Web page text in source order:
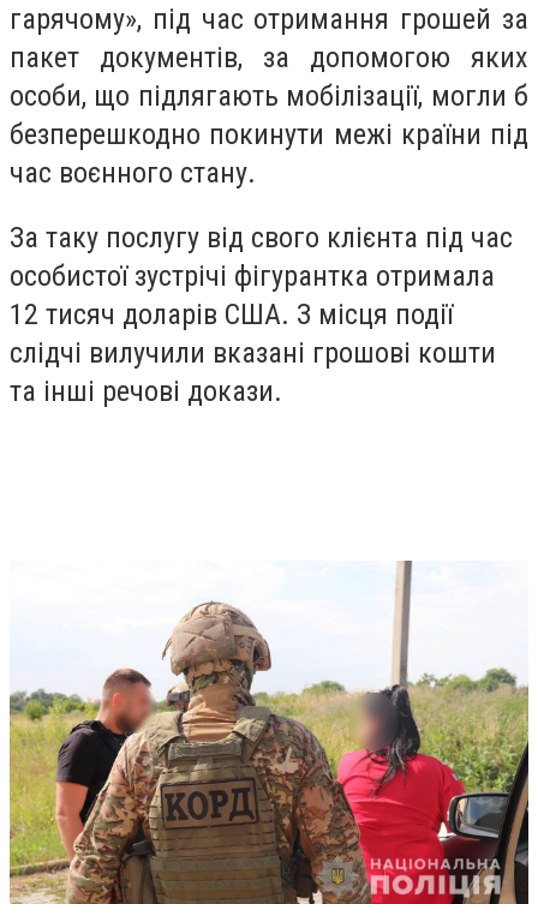
гарячому», під час отримання грошей за
пакет документів, за допомогою яких
особи, що підлягають мобілізації, могли б
безперешкодно покинути межі країни під
час воєнного стану.
За таку послугу від свого клієнта під час
особистої зустрічі фігурантка отримала
12 тисяч доларів США. З місця події
слідчі вилучили вказані грошові кошти
та інші речові докази.